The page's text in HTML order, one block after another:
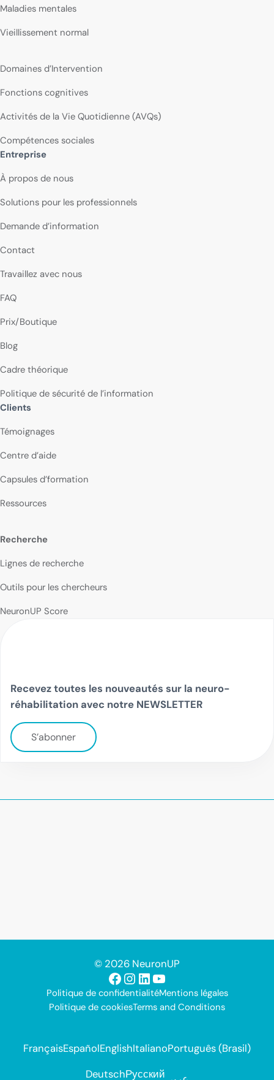
Maladies mentales
Vieillissement normal
Domaines d’Intervention
Fonctions cognitives
Activités de la Vie Quotidienne (AVQs)
Compétences sociales
Entreprise
À propos de nous
Solutions pour les professionnels
Demande d’information
Contact
Travaillez avec nous
FAQ
Prix/Boutique
Blog
Cadre théorique
Politique de sécurité de l’information
Clients
Témoignages
Centre d’aide
Capsules d’formation
Ressources
Recherche
Lignes de recherche
Outils pour les chercheurs
NeuronUP Score
Recevez toutes les nouveautés sur la neuro-
réhabilitation avec notre NEWSLETTER
S’abonner
© 2026 NeuronUP
Facebook
Instagram
LinkedIn
YouTube
Politique de confidentialitéMentions légales
Politique de cookiesTerms and Conditions
FrançaisEspañolEnglishItalianoPortuguês (Brasil)
DeutschРусский